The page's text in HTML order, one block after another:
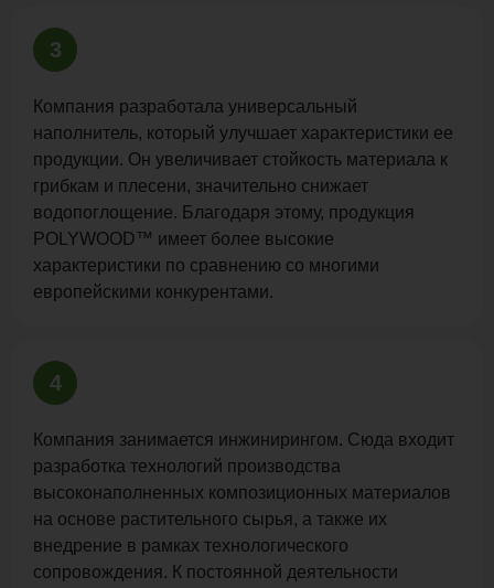
3
Компания разработала универсальный
наполнитель, который улучшает характеристики ее
продукции. Он увеличивает стойкость материала к
грибкам и плесени, значительно снижает
водопоглощение. Благодаря этому, продукция
POLYWOOD™ имеет более высокие
характеристики по сравнению со многими
европейскими конкурентами.
4
Компания занимается инжинирингом. Сюда входит
разработка технологий производства
высоконаполненных композиционных материалов
на основе растительного сырья, а также их
внедрение в рамках технологического
сопровождения. К постоянной деятельности